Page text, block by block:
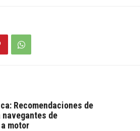
Recomendaciones de
de
motor